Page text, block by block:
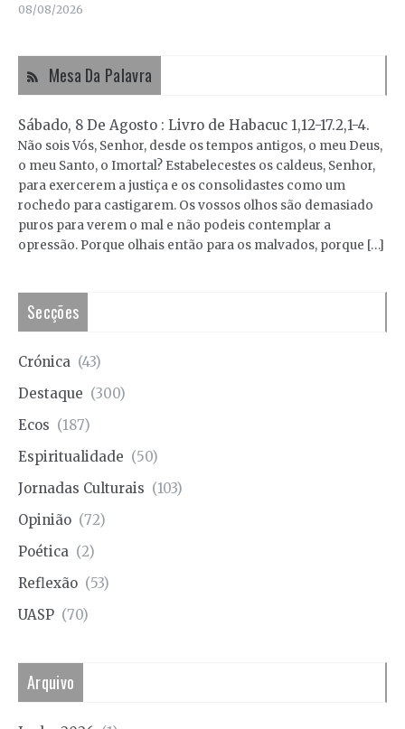
08/08/2026
Mesa Da Palavra
Sábado, 8 De Agosto : Livro de Habacuc 1,12-17.2,1-4.
Não sois Vós, Senhor, desde os tempos antigos, o meu Deus,
o meu Santo, o Imortal? Estabelecestes os caldeus, Senhor,
para exercerem a justiça e os consolidastes como um
rochedo para castigarem. Os vossos olhos são demasiado
puros para verem o mal e não podeis contemplar a
opressão. Porque olhais então para os malvados, porque […]
Secções
Crónica (43)
Destaque (300)
Ecos (187)
Espiritualidade (50)
Jornadas Culturais (103)
Opinião (72)
Poética (2)
Reflexão (53)
UASP (70)
Arquivo